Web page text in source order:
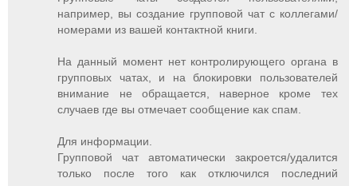
например, вы создание групповой чат с коллегами/
номерами из вашей контактной книги.
На данный момент нет контролирующего органа в
групповых чатах, и на блокировки пользователей
внимание не обращается, наверное кроме тех
случаев где вы отмечает сообщение как спам.
Для информации.
Групповой чат автоматически закроется/удалится
только после того как отключился последний